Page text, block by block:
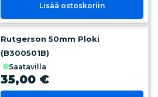
Lisää ostoskoriin
Rutgerson 50mm Ploki
(B300501B)
saatavilla
35,00 €